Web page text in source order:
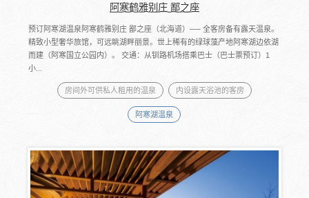
阿寒鹤雅别庄 鄙之座
预订阿寒湖温泉阿寒鹤雅别庄 鄙之座（北海道）── 全客房备有露天温泉。
精致小型奢华旅馆，可远眺湖畔丽景。世上稀有的绿球藻产地阿寒湖边依湖
而建（阿寒国立公园内）。 交通：从钏路机场搭乘巴士（巴士票预订）1
小...
房间外可供私人租用的温泉 内设露天浴池的客房
阿寒湖温泉